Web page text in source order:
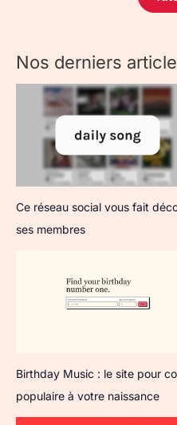
Nos derniers
Ce réseau social vous fait
ses membres
Birthday Music : le site pour
populaire à votre naissance